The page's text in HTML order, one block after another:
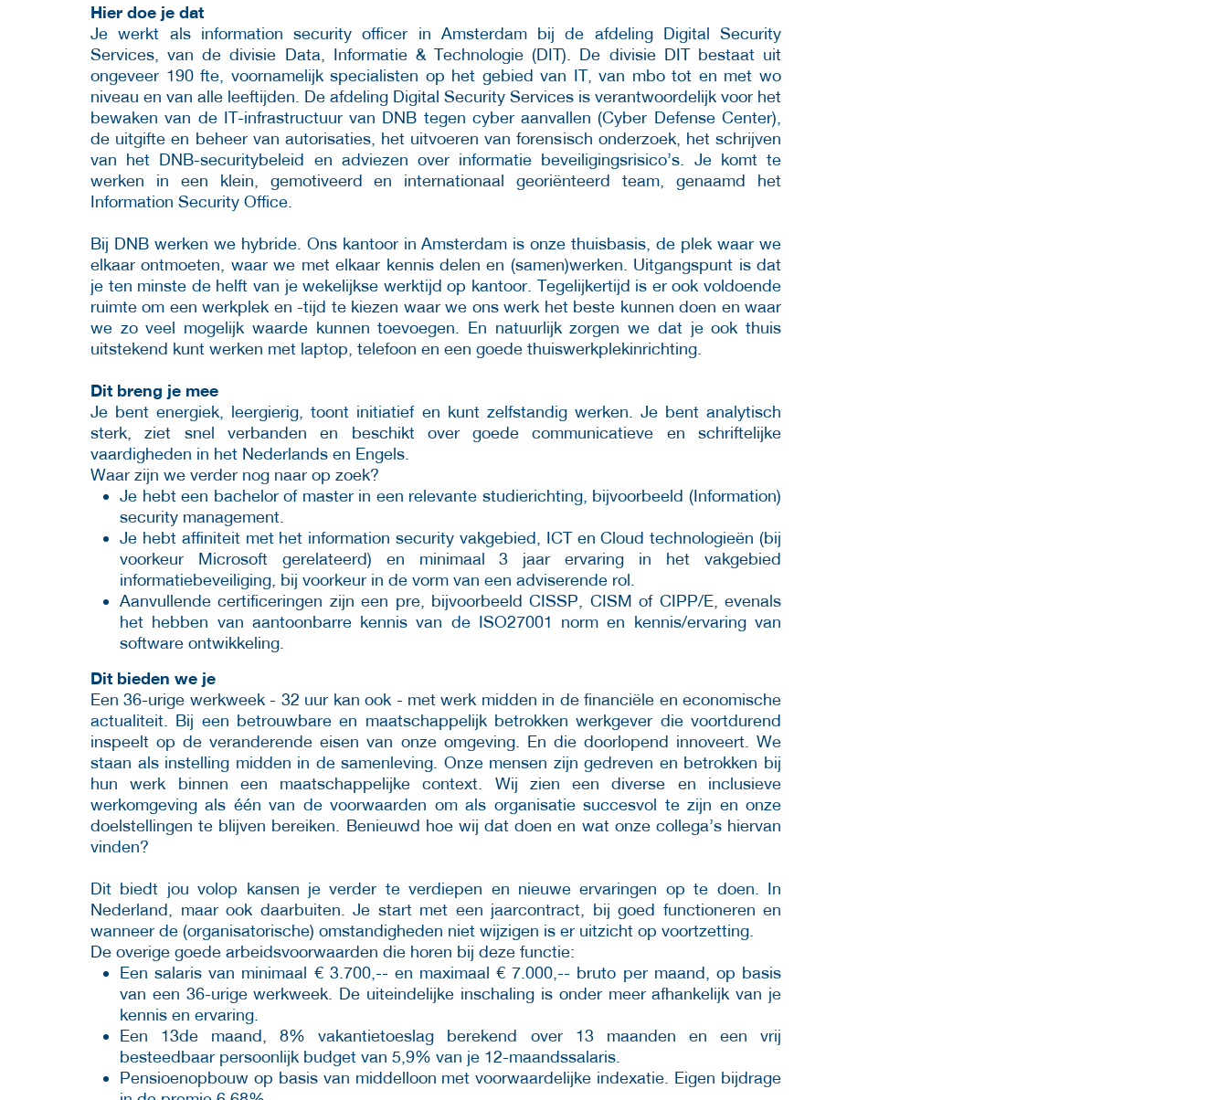
Hier doe je dat
Je werkt als information security officer in Amsterdam bij de afdeling Digital Security
Services, van de divisie Data, Informatie & Technologie (DIT). De divisie DIT bestaat uit
ongeveer 190 fte, voornamelijk specialisten op het gebied van IT, van mbo tot en met wo
niveau en van alle leeftijden. De afdeling Digital Security Services is verantwoordelijk voor het
bewaken van de IT-infrastructuur van DNB tegen cyber aanvallen (Cyber Defense Center),
de uitgifte en beheer van autorisaties, het uitvoeren van forensisch onderzoek, het schrijven
van het DNB-securitybeleid en adviezen over informatie beveiligingsrisico’s. Je komt te
werken in een klein, gemotiveerd en internationaal georiënteerd team, genaamd het
Information Security Office.
Bij DNB werken we hybride. Ons kantoor in Amsterdam is onze thuisbasis, de plek waar we
elkaar ontmoeten, waar we met elkaar kennis delen en (samen)werken. Uitgangspunt is dat
je ten minste de helft van je wekelijkse werktijd op kantoor. Tegelijkertijd is er ook voldoende
ruimte om een werkplek en -tijd te kiezen waar we ons werk het beste kunnen doen en waar
we zo veel mogelijk waarde kunnen toevoegen. En natuurlijk zorgen we dat je ook thuis
uitstekend kunt werken met laptop, telefoon en een goede thuiswerkplekinrichting.
Dit breng je mee
Je bent energiek, leergierig, toont initiatief en kunt zelfstandig werken. Je bent analytisch
sterk, ziet snel verbanden en beschikt over goede communicatieve en schriftelijke
vaardigheden in het Nederlands en Engels.
Waar zijn we verder nog naar op zoek?
Je hebt een bachelor of master in een relevante studierichting, bijvoorbeeld (Information)
security management.
Je hebt affiniteit met het information security vakgebied, ICT en Cloud technologieën (bij
voorkeur Microsoft gerelateerd) en minimaal 3 jaar ervaring in het vakgebied
informatiebeveiliging, bij voorkeur in de vorm van een adviserende rol.
Aanvullende certificeringen zijn een pre, bijvoorbeeld CISSP, CISM of CIPP/E, evenals
het hebben van aantoonbarre kennis van de ISO27001 norm en kennis/ervaring van
software ontwikkeling.
Dit bieden we je
Een 36-urige werkweek - 32 uur kan ook - met werk midden in de financiële en economische
actualiteit. Bij een betrouwbare en maatschappelijk betrokken werkgever die voortdurend
inspeelt op de veranderende eisen van onze omgeving. En die doorlopend innoveert. We
staan als instelling midden in de samenleving. Onze mensen zijn gedreven en betrokken bij
hun werk binnen een maatschappelijke context. Wij zien een diverse en inclusieve
werkomgeving als één van de voorwaarden om als organisatie succesvol te zijn en onze
doelstellingen te blijven bereiken. Benieuwd hoe wij dat doen en wat onze collega’s hiervan
vinden?
Dit biedt jou volop kansen je verder te verdiepen en nieuwe ervaringen op te doen. In
Nederland, maar ook daarbuiten. Je start met een jaarcontract, bij goed functioneren en
wanneer de (organisatorische) omstandigheden niet wijzigen is er uitzicht op voortzetting.
De overige goede arbeidsvoorwaarden die horen bij deze functie:
Een salaris van minimaal € 3.700,-- en maximaal € 7.000,-- bruto per maand, op basis
van een 36-urige werkweek. De uiteindelijke inschaling is onder meer afhankelijk van je
kennis en ervaring.
Een 13de maand, 8% vakantietoeslag berekend over 13 maanden en een vrij
besteedbaar persoonlijk budget van 5,9% van je 12-maandssalaris.
Pensioenopbouw op basis van middelloon met voorwaardelijke indexatie. Eigen bijdrage